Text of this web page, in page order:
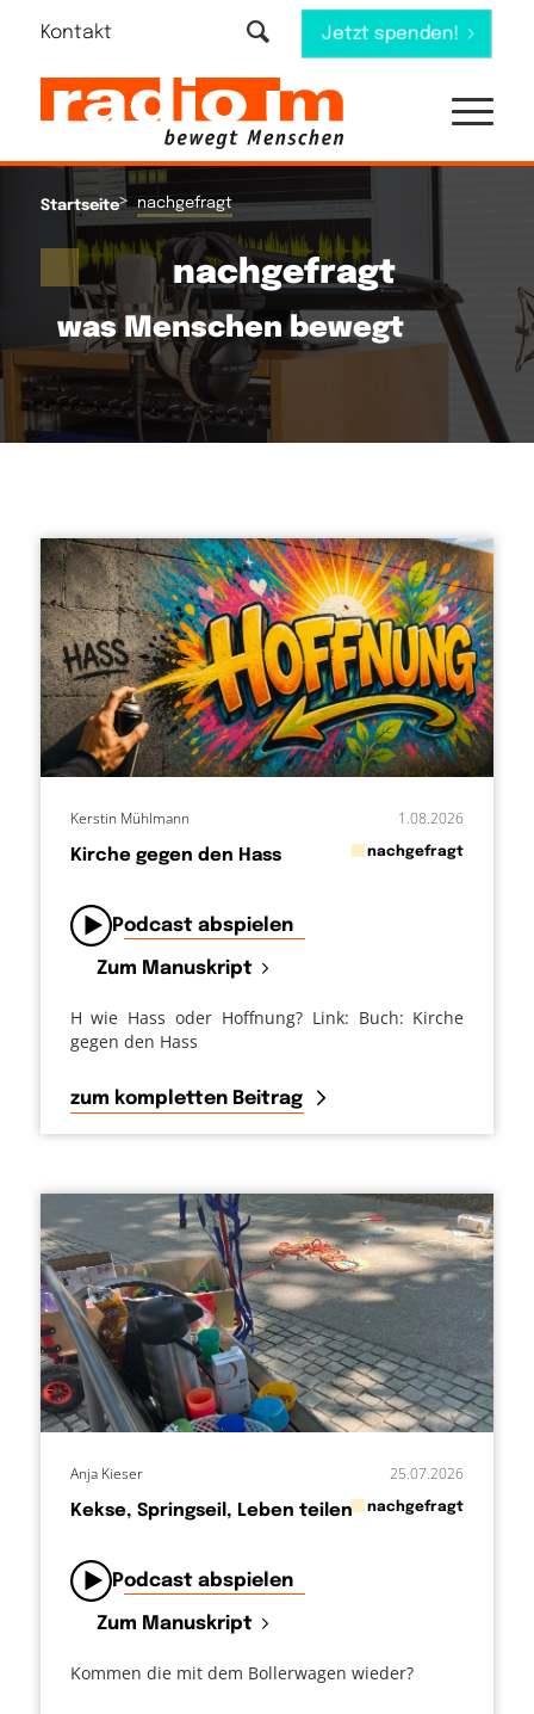
Kontakt Jetzt spenden!
Startseite> nachgefragt
nachgefragt
was Menschen bewegt
Kirche gegen den Hass
1.08.2026
innachgefragt
Kerstin Mühlmann
Podcast abspielen
Zum Manuskript
H wie Hass oder Hoffnung? Link: Buch: Kirche
gegen den Hass
zum kompletten Beitrag
Kekse, Springseil, Leben teilen
25.07.2026
innachgefragt
Anja Kieser
Podcast abspielen
Zum Manuskript
Kommen die mit dem Bollerwagen wieder?